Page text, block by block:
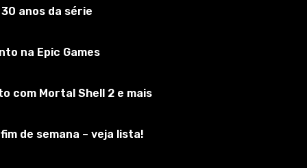
material Versão do mod:
anos da série
na Epic Games
com Mortal Shell 2 e mais
de semana – veja lista!